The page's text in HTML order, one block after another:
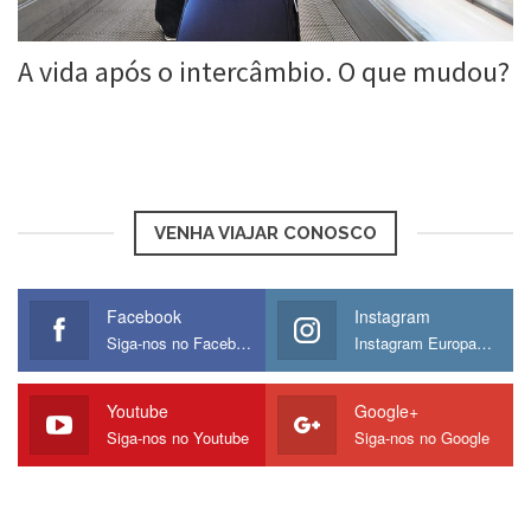
A vida após o intercâmbio. O que mudou?
VENHA VIAJAR CONOSCO
Facebook
Siga-nos no Facebook
Instagram
Instagram Europamos
Youtube
Siga-nos no Youtube
Google+
Siga-nos no Google